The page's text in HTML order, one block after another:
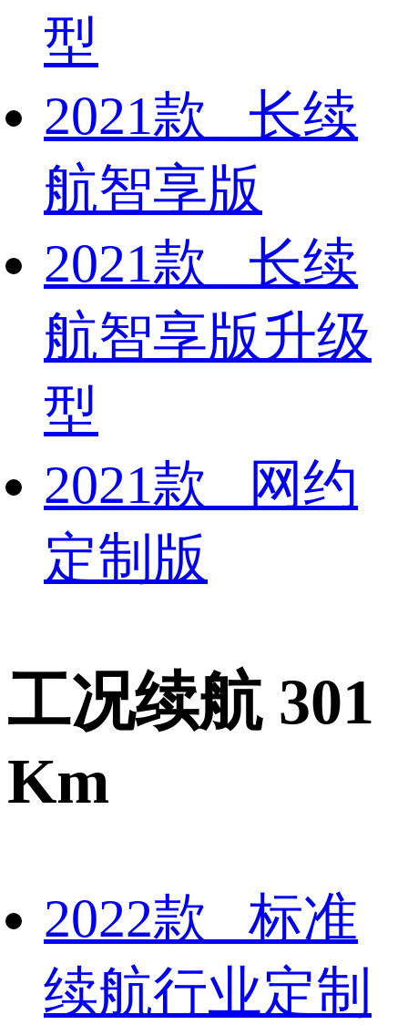
型
2021款 长续
航智享版
2021款 长续
航智享版升级
型
2021款 网约
定制版
工况续航 301
Km
2022款 标准
续航行业定制